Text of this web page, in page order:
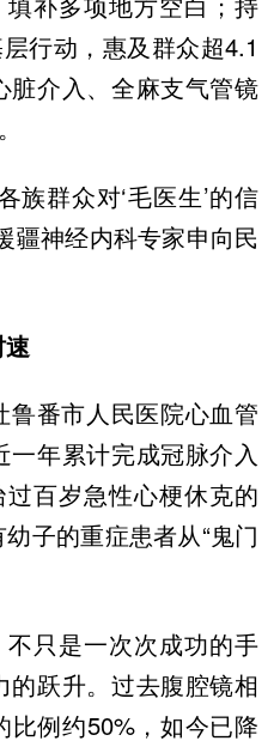
行动，惠及群众超4.1
脏介入、全麻支气管镜
族群众对‘毛医生’的信
疆神经内科专家申向民
鲁番市人民医院心血管
年累计完成冠脉介入
百岁急性心梗休克的
子的重症患者从“鬼门
不只是一次次成功的手
跃升。过去腹腔镜相
比例约50%，如今已降